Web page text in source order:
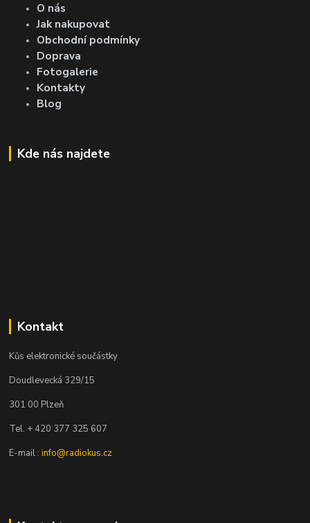
O nás
Jak nakupovat
Obchodní podmínky
Doprava
Fotogalerie
Kontakty
Blog
Kde nás najdete
Kontakt
Kůs elektronické součástky
Doudlevecká 329/15
301 00 Plzeň
Tel. + 420 377 325 607
E-mail :info@radiokus.cz